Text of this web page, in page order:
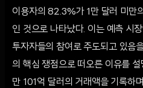
이용자의 82.3%가 1만 달러 미만
인 것으로 나타났다. 이는 예측 시
투자자들의 참여로 주도되고 있음
의 핵심 쟁점으로 떠오른 이유를 설
만 101억 달러의 거래액을 기록하